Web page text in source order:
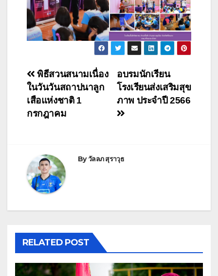
อบรมนักเรียน
โรงเรียนส่งเสริมสุข
ภาพ ประจำปี 2566
พิธีสวนสนามเนื่อง
ในวันวันสถาปนาลูก
เสือแห่งชาติ 1
กรกฎาคม
Byวัลลภ สุราวุธ
RELATED POST